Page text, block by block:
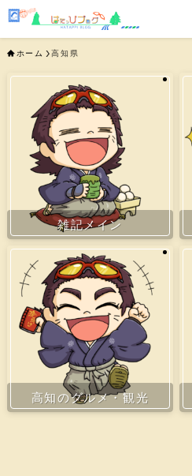
ホーム 高知県
雑記メイン
高知のグルメ・観光